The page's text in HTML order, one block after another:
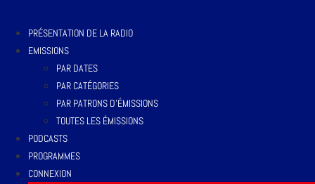
PRÉSENTATION DE LA RADIO
EMISSIONS
PAR DATES
PAR CATÉGORIES
PAR PATRONS D’ÉMISSIONS
TOUTES LES ÉMISSIONS
PODCASTS
PROGRAMMES
CONNEXION